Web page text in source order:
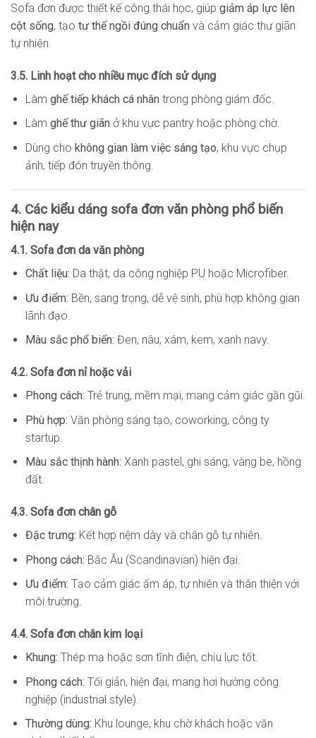
Sofa đơn được thiết kế công thái học, giúp giảm áp lực lên
cột sống, tạo tư thế ngồi đúng chuẩn và cảm giác thư giãn
tự nhiên.
3.5. Linh hoạt cho nhiều mục đích sử dụng
Làm ghế tiếp khách cá nhân trong phòng giám đốc.
Làm ghế thư giãn ở khu vực pantry hoặc phòng chờ.
Dùng cho không gian làm việc sáng tạo, khu vực chụp
ảnh, tiếp đón truyền thông.
4. Các kiểu dáng sofa đơn văn phòng phổ biến
hiện nay
4.1. Sofa đơn da văn phòng
Chất liệu: Da thật, da công nghiệp PU hoặc Microfiber.
Ưu điểm: Bền, sang trọng, dễ vệ sinh, phù hợp không gian
lãnh đạo.
Màu sắc phổ biến: Đen, nâu, xám, kem, xanh navy.
4.2. Sofa đơn nỉ hoặc vải
Phong cách: Trẻ trung, mềm mại, mang cảm giác gần gũi.
Phù hợp: Văn phòng sáng tạo, coworking, công ty
startup.
Màu sắc thịnh hành: Xanh pastel, ghi sáng, vàng be, hồng
đất.
4.3. Sofa đơn chân gỗ
Đặc trưng: Kết hợp nệm dày và chân gỗ tự nhiên.
Phong cách: Bắc Âu (Scandinavian) hiện đại.
Ưu điểm: Tạo cảm giác ấm áp, tự nhiên và thân thiện với
môi trường.
4.4. Sofa đơn chân kim loại
Khung: Thép mạ hoặc sơn tĩnh điện, chịu lực tốt.
Phong cách: Tối giản, hiện đại, mang hơi hướng công
nghiệp (industrial style).
Thường dùng: Khu lounge, khu chờ khách hoặc văn